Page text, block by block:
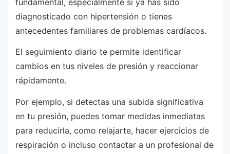
diagnosticado con hipertensión o tienes
antecedentes familiares de problemas cardíacos.
El seguimiento diario te permite identificar
cambios en tus niveles de presión y reaccionar
rápidamente.
Por ejemplo, si detectas una subida significativa
en tu presión, puedes tomar medidas inmediatas
para reducirla, como relajarte, hacer ejercicios de
respiración o incluso contactar a un profesional de